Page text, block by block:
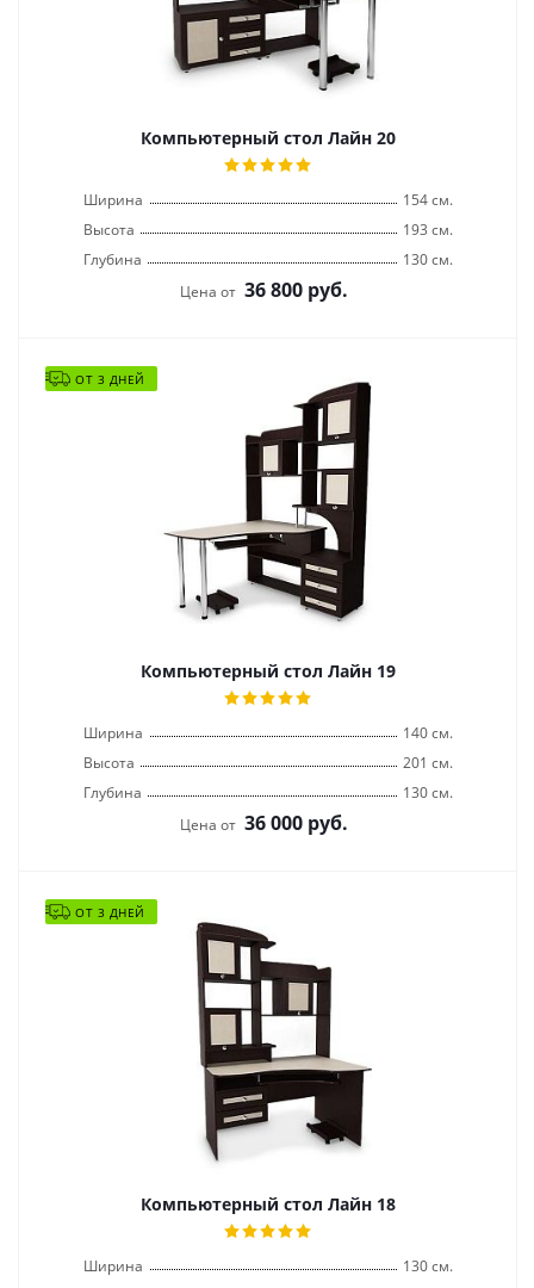
Компьютерный стол Лайн 20
Ширина
154 см.
Высота
193 см.
Глубина
130 см.
Цена от 36 800 руб.
ОТ 3 ДНЕЙ
Компьютерный стол Лайн 19
Ширина
140 см.
Высота
201 см.
Глубина
130 см.
Цена от 36 000 руб.
ОТ 3 ДНЕЙ
Компьютерный стол Лайн 18
Ширина
130 см.